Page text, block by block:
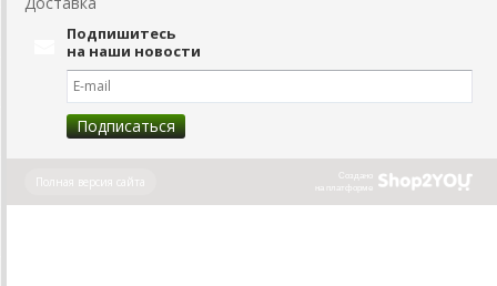
Подпишитесь
на наши новости
Создано
на платформе
Полная версия сайта